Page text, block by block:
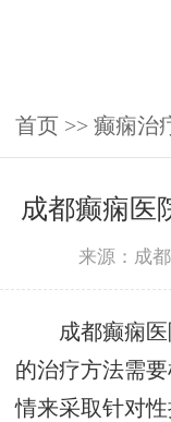
首页 >> 癫痫治
成都癫痫医
来源：成
成都癫痫医
的治疗方法需
情来采取针对